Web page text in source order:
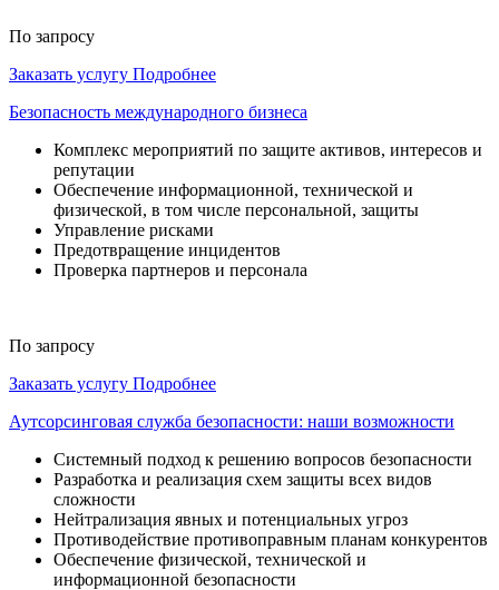
По запросу
Заказать услугу Подробнее
Безопасность международного бизнеса
Комплекс мероприятий по защите активов, интересов и
репутации
Обеспечение информационной, технической и
физической, в том числе персональной, защиты
Управление рисками
Предотвращение инцидентов
Проверка партнеров и персонала
По запросу
Заказать услугу Подробнее
Аутсорсинговая служба безопасности: наши возможности
Системный подход к решению вопросов безопасности
Разработка и реализация схем защиты всех видов
сложности
Нейтрализация явных и потенциальных угроз
Противодействие противоправным планам конкурентов
Обеспечение физической, технической и
информационной безопасности